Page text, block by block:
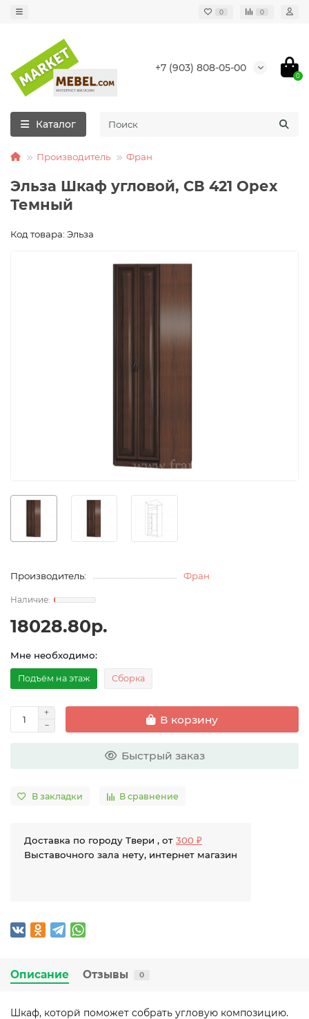
0 0
+7 (903) 808-05-00
0
Каталог
Производитель Фран
Эльза Шкаф угловой, СВ 421 Орех
Темный
Код товара: Эльза
Производитель: Фран
18028.80р.
Мне необходимо:
Подъём на этаж Сборка
В корзину
Быстрый заказ
В закладки В сравнение
Доставка по городу Твери , от 300 ₽
Выставочного зала нету, интернет магазин
Описание Отзывы 0
Шкаф, которй поможет собрать угловую композицию.